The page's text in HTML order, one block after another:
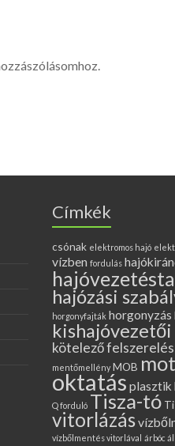
Címkék
csónak elektromos hajó
vízben fordulás
hajózási
horgonyfajták horgonyzás
kötelező
mentőmellény MOB
oktatás plasztik
Q forduló Tisza-tó
vitorlázás
vízbőlmentés vitorlával árbóc